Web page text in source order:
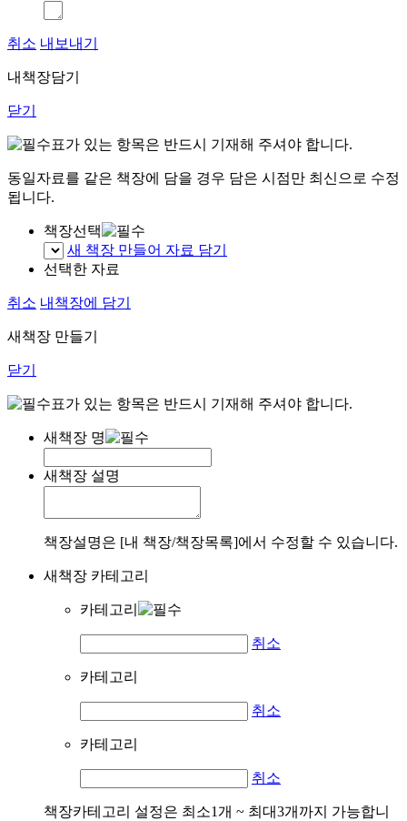
취소 내보내기
내책장담기
닫기
표가 있는 항목은 반드시 기재해 주셔야 합니다.
동일자료를 같은 책장에 담을 경우 담은 시점만 최신으로 수정
됩니다.
책장선택
새 책장 만들어 자료 담기
선택한 자료
취소 내책장에 담기
새책장 만들기
닫기
표가 있는 항목은 반드시 기재해 주셔야 합니다.
새책장 명
새책장 설명
책장설명은 [내 책장/책장목록]에서 수정할 수 있습니다.
새책장 카테고리
카테고리
취소
카테고리
취소
카테고리
취소
책장카테고리 설정은 최소1개 ~ 최대3개까지 가능합니